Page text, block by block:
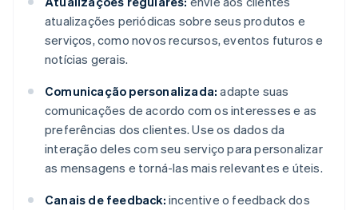
atualizações periódicas sobre seus produtos e
serviços, como novos recursos, eventos futuros e
notícias gerais.
Comunicação personalizada: adapte suas
comunicações de acordo com os interesses e as
preferências dos clientes. Use os dados da
interação deles com seu serviço para personalizar
as mensagens e torná-las mais relevantes e úteis.
Canais de feedback: incentive o feedback dos